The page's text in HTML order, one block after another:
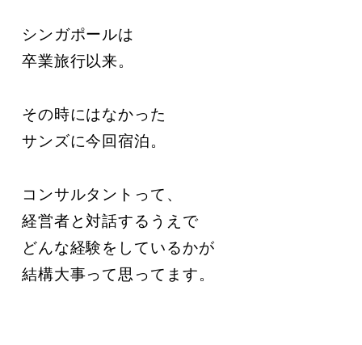
シンガポールは
卒業旅行以来。
その時にはなかった
サンズに今回宿泊。
コンサルタントって、
経営者と対話するうえで
どんな経験をしているかが
結構大事って思ってます。